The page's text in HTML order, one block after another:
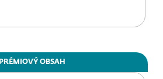
PRÉMIOVÝ OBSAH